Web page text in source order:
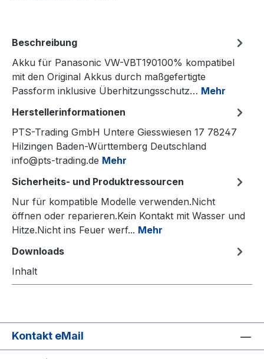
Beschreibung
Akku für Panasonic VW-VBT190100% kompatibel
mit den Original Akkus durch maßgefertigte
Passform inklusive Überhitzungsschutz… Mehr
Herstellerinformationen
PTS-Trading GmbH Untere Giesswiesen 17 78247
Hilzingen Baden-Württemberg Deutschland
info@pts-trading.de Mehr
Sicherheits- und Produktressourcen
Nur für kompatible Modelle verwenden.Nicht
öffnen oder reparieren.Kein Kontakt mit Wasser und
Hitze.Nicht ins Feuer werf... Mehr
Downloads
Inhalt
Kontakt eMail